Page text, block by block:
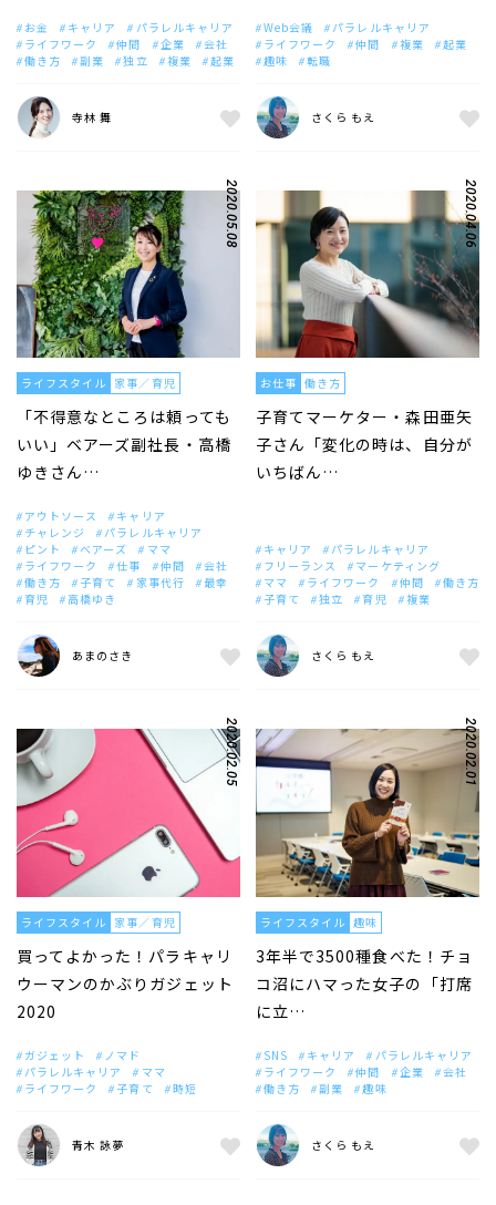
お金 キャリア
パラレルキャリア
ライフワーク
仲間 企業
会社
働き方
副業 独立 複業 起業
寺林 舞
Web会議
パラレルキャリア
ライフワーク
仲間 複業
起業
趣味
転職
さくら もえ
2020.05.08
ライフスタイル 家事／育児
「不得意なところは頼っても
いい」ベアーズ副社長・高橋
ゆきさん…
アウトソース
キャリア
チャレンジ
パラレルキャリア
ピント
ベアーズ
ママ
ライフワーク
仕事 仲間
会社
働き方
子育て 家事代行
最幸
育児
高橋ゆき
あまのさき
2020.04.06
お仕事 働き方
子育てマーケター・森田亜矢
子さん「変化の時は、自分が
いちばん…
キャリア
パラレルキャリア
フリーランス
マーケティング
ママ
ライフワーク 仲間
働き方
子育て
独立 育児 複業
さくら もえ
2020.02.05
ライフスタイル 家事／育児
買ってよかった！パラキャリ
ウーマンのかぶりガジェット
2020
ガジェット
ノマド
パラレルキャリア
ママ
ライフワーク
子育て 時短
青木 詠夢
2020.02.01
ライフスタイル 趣味
3年半で3500種食べた！チョ
コ沼にハマった女子の「打席
に立…
SNS キャリア
パラレルキャリア
ライフワーク
仲間 企業
会社
働き方
副業 趣味
さくら もえ